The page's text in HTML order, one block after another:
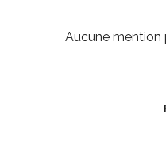
Aucune mention